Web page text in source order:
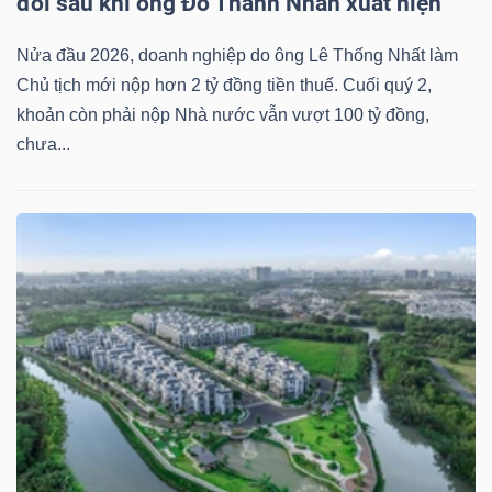
Nửa đầu 2026, doanh nghiệp do ông Lê Thống Nhất làm
Chủ tịch mới nộp hơn 2 tỷ đồng tiền thuế. Cuối quý 2,
khoản còn phải nộp Nhà nước vẫn vượt 100 tỷ đồng,
chưa...